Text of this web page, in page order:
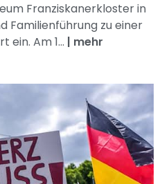
Franziskanerkloster in
Familienführung zu einer
ein. Am 1... | mehr